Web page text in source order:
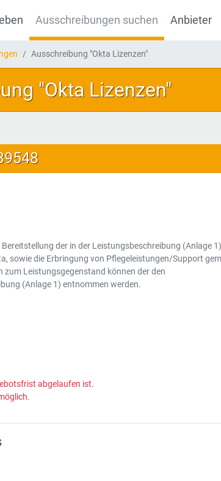
Ausschreibungen suchen Anbieter
Ausschreibung "Okta Lizenzen"
"Okta Lizenzen"
der in der Leistungsbeschreibung (Anlage 1)
sowie die Erbringung von Pflegeleistungen/Support
zum Leistungsgegenstand können der den
(Anlage 1) entnommen werden.
abgelaufen ist.